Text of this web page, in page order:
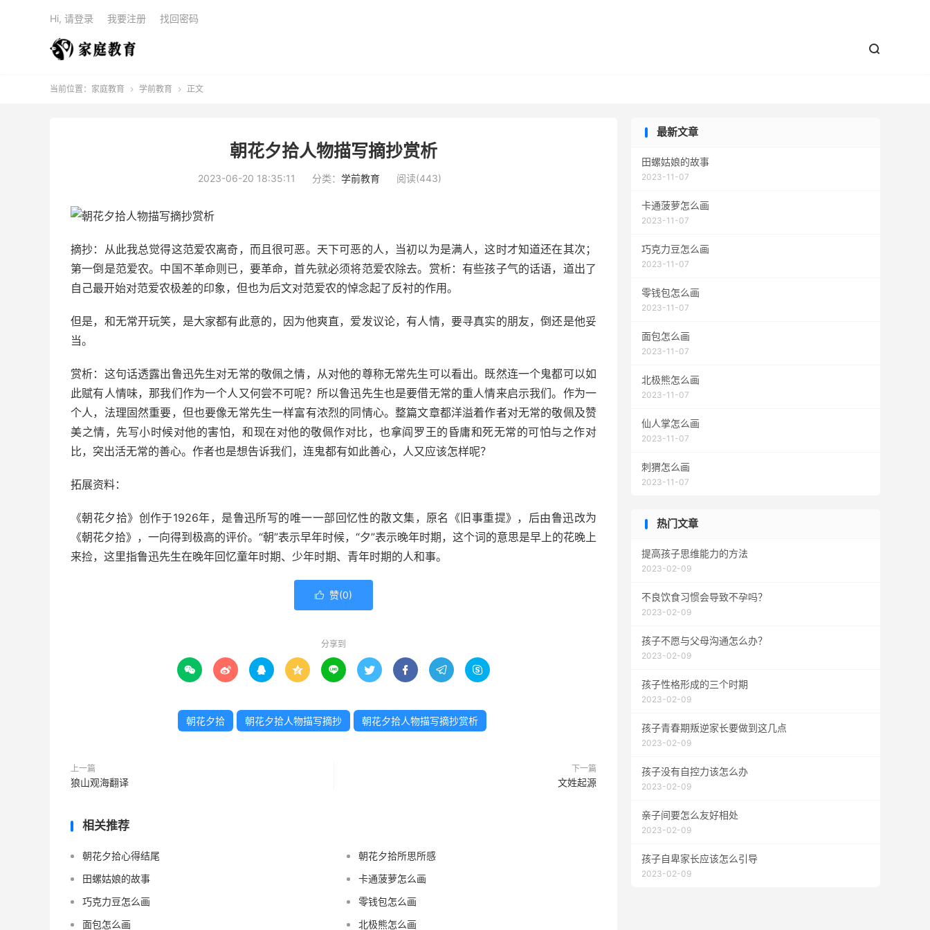

Hi, 请登录 我要注册 找回密码
当前位置： 家庭教育  学前教育  正文
朝花夕拾人物描写摘抄赏析
2023-06-20 18:35:11 分类： 学前教育 阅读(443)
摘抄：从此我总觉得这范爱农离奇，而且很可恶。天下可恶的人，当初以为是满人，这时才知道还在其次；
第一倒是范爱农。中国不革命则已，要革命，首先就必须将范爱农除去。赏析：有些孩子气的话语，道出了
自己最开始对范爱农极差的印象，但也为后文对范爱农的悼念起了反衬的作用。
但是，和无常开玩笑，是大家都有此意的，因为他爽直，爱发议论，有人情，要寻真实的朋友，倒还是他妥
当。
赏析：这句话透露出鲁迅先生对无常的敬佩之情，从对他的尊称无常先生可以看出。既然连一个鬼都可以如
此赋有人情味，那我们作为一个人又何尝不可呢？所以鲁迅先生也是要借无常的重人情来启示我们。作为一
个人，法理固然重要，但也要像无常先生一样富有浓烈的同情心。整篇文章都洋溢着作者对无常的敬佩及赞
美之情，先写小时候对他的害怕，和现在对他的敬佩作对比，也拿阎罗王的昏庸和死无常的可怕与之作对
比，突出活无常的善心。作者也是想告诉我们，连鬼都有如此善心，人又应该怎样呢？
拓展资料：
《朝花夕拾》创作于1926年，是鲁迅所写的唯一一部回忆性的散文集，原名《旧事重提》，后由鲁迅改为
《朝花夕拾》，一向得到极高的评价。“朝”表示早年时候，“夕”表示晚年时期，这个词的意思是早上的花晚上
来捡，这里指鲁迅先生在晚年回忆童年时期、少年时期、青年时期的人和事。
 赞(0)
分享到
        
朝花夕拾 朝花夕拾人物描写摘抄 朝花夕拾人物描写摘抄赏析
上一篇
狼山观海翻译
下一篇
文姓起源
相关推荐
朝花夕拾心得结尾
朝花夕拾所思所感
田螺姑娘的故事
卡通菠萝怎么画
巧克力豆怎么画
零钱包怎么画
面包怎么画
北极熊怎么画
最新文章
田螺姑娘的故事
2023-11-07
卡通菠萝怎么画
2023-11-07
巧克力豆怎么画
2023-11-07
零钱包怎么画
2023-11-07
面包怎么画
2023-11-07
北极熊怎么画
2023-11-07
仙人掌怎么画
2023-11-07
刺猬怎么画
2023-11-07
热门文章
提高孩子思维能力的方法
2023-02-09
不良饮食习惯会导致不孕吗？
2023-02-09
孩子不愿与父母沟通怎么办？
2023-02-09
孩子性格形成的三个时期
2023-02-09
孩子青春期叛逆家长要做到这几点
2023-02-09
孩子没有自控力该怎么办
2023-02-09
亲子间要怎么友好相处
2023-02-09
孩子自卑家长应该怎么引导
2023-02-09